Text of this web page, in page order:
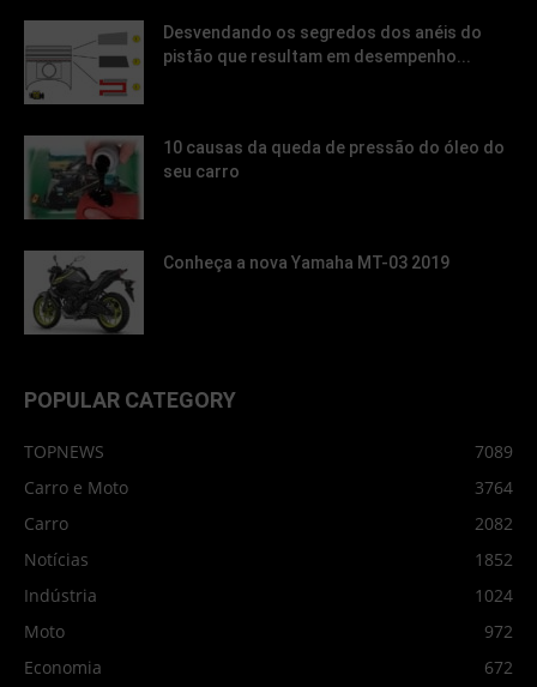
Desvendando os segredos dos anéis do
pistão que resultam em desempenho...
10 causas da queda de pressão do óleo do
seu carro
Conheça a nova Yamaha MT-03 2019
POPULAR CATEGORY
TOPNEWS
7089
Carro e Moto
3764
Carro
2082
Notícias
1852
Indústria
1024
Moto
972
Economia
672